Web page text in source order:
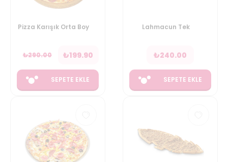
Pizza Karışık Orta Boy
₺290.00 ₺199.90
SEPETE EKLE
Lahmacun Tek
₺240.00
SEPETE EKLE